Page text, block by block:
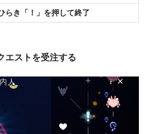
らき「！」を押して終了
エストを受注する